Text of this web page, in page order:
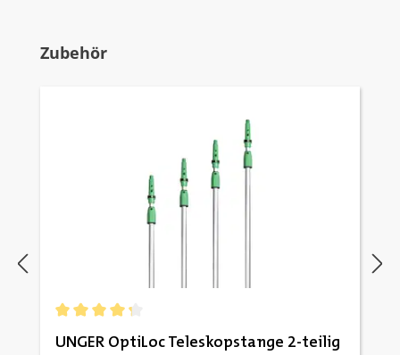
Produktgalerie überspringen
Zubehör
UNGER OptiLoc Teleskopstange 2-teilig